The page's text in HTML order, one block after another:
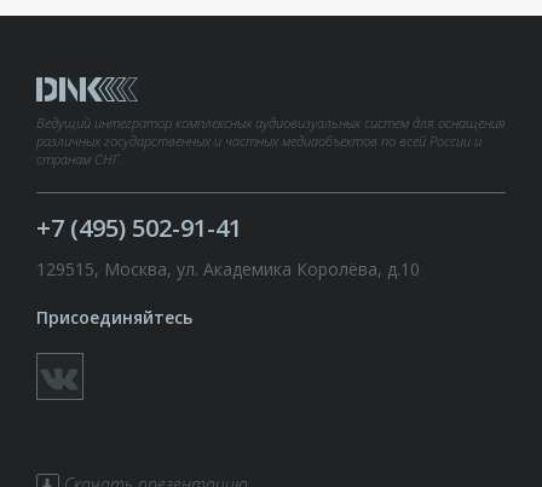
Ведущий интегратор комплексных аудиовизуальных систем для оснащения
различных государственных и частных медиаобъектов по всей России и
странам СНГ.
+7 (495) 502-91-41
129515, Москва, ул. Академика Королёва, д.10
Присоединяйтесь